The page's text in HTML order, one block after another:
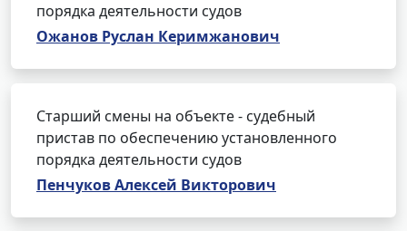
порядка деятельности судов
Ожанов Руслан Керимжанович
Старший смены на объекте - судебный
пристав по обеспечению установленного
порядка деятельности судов
Пенчуков Алексей Викторович